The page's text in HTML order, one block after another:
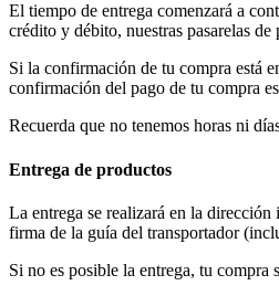
El tiempo de entrega comenzará a
crédito y débito, nuestras pasarelas
Si la confirmación de tu compra está
confirmación del pago de tu compra
Recuerda que no tenemos horas ni
Entrega de productos
La entrega se realizará en la
firma de la guía del transportador
Si no es posible la entrega, tu compra